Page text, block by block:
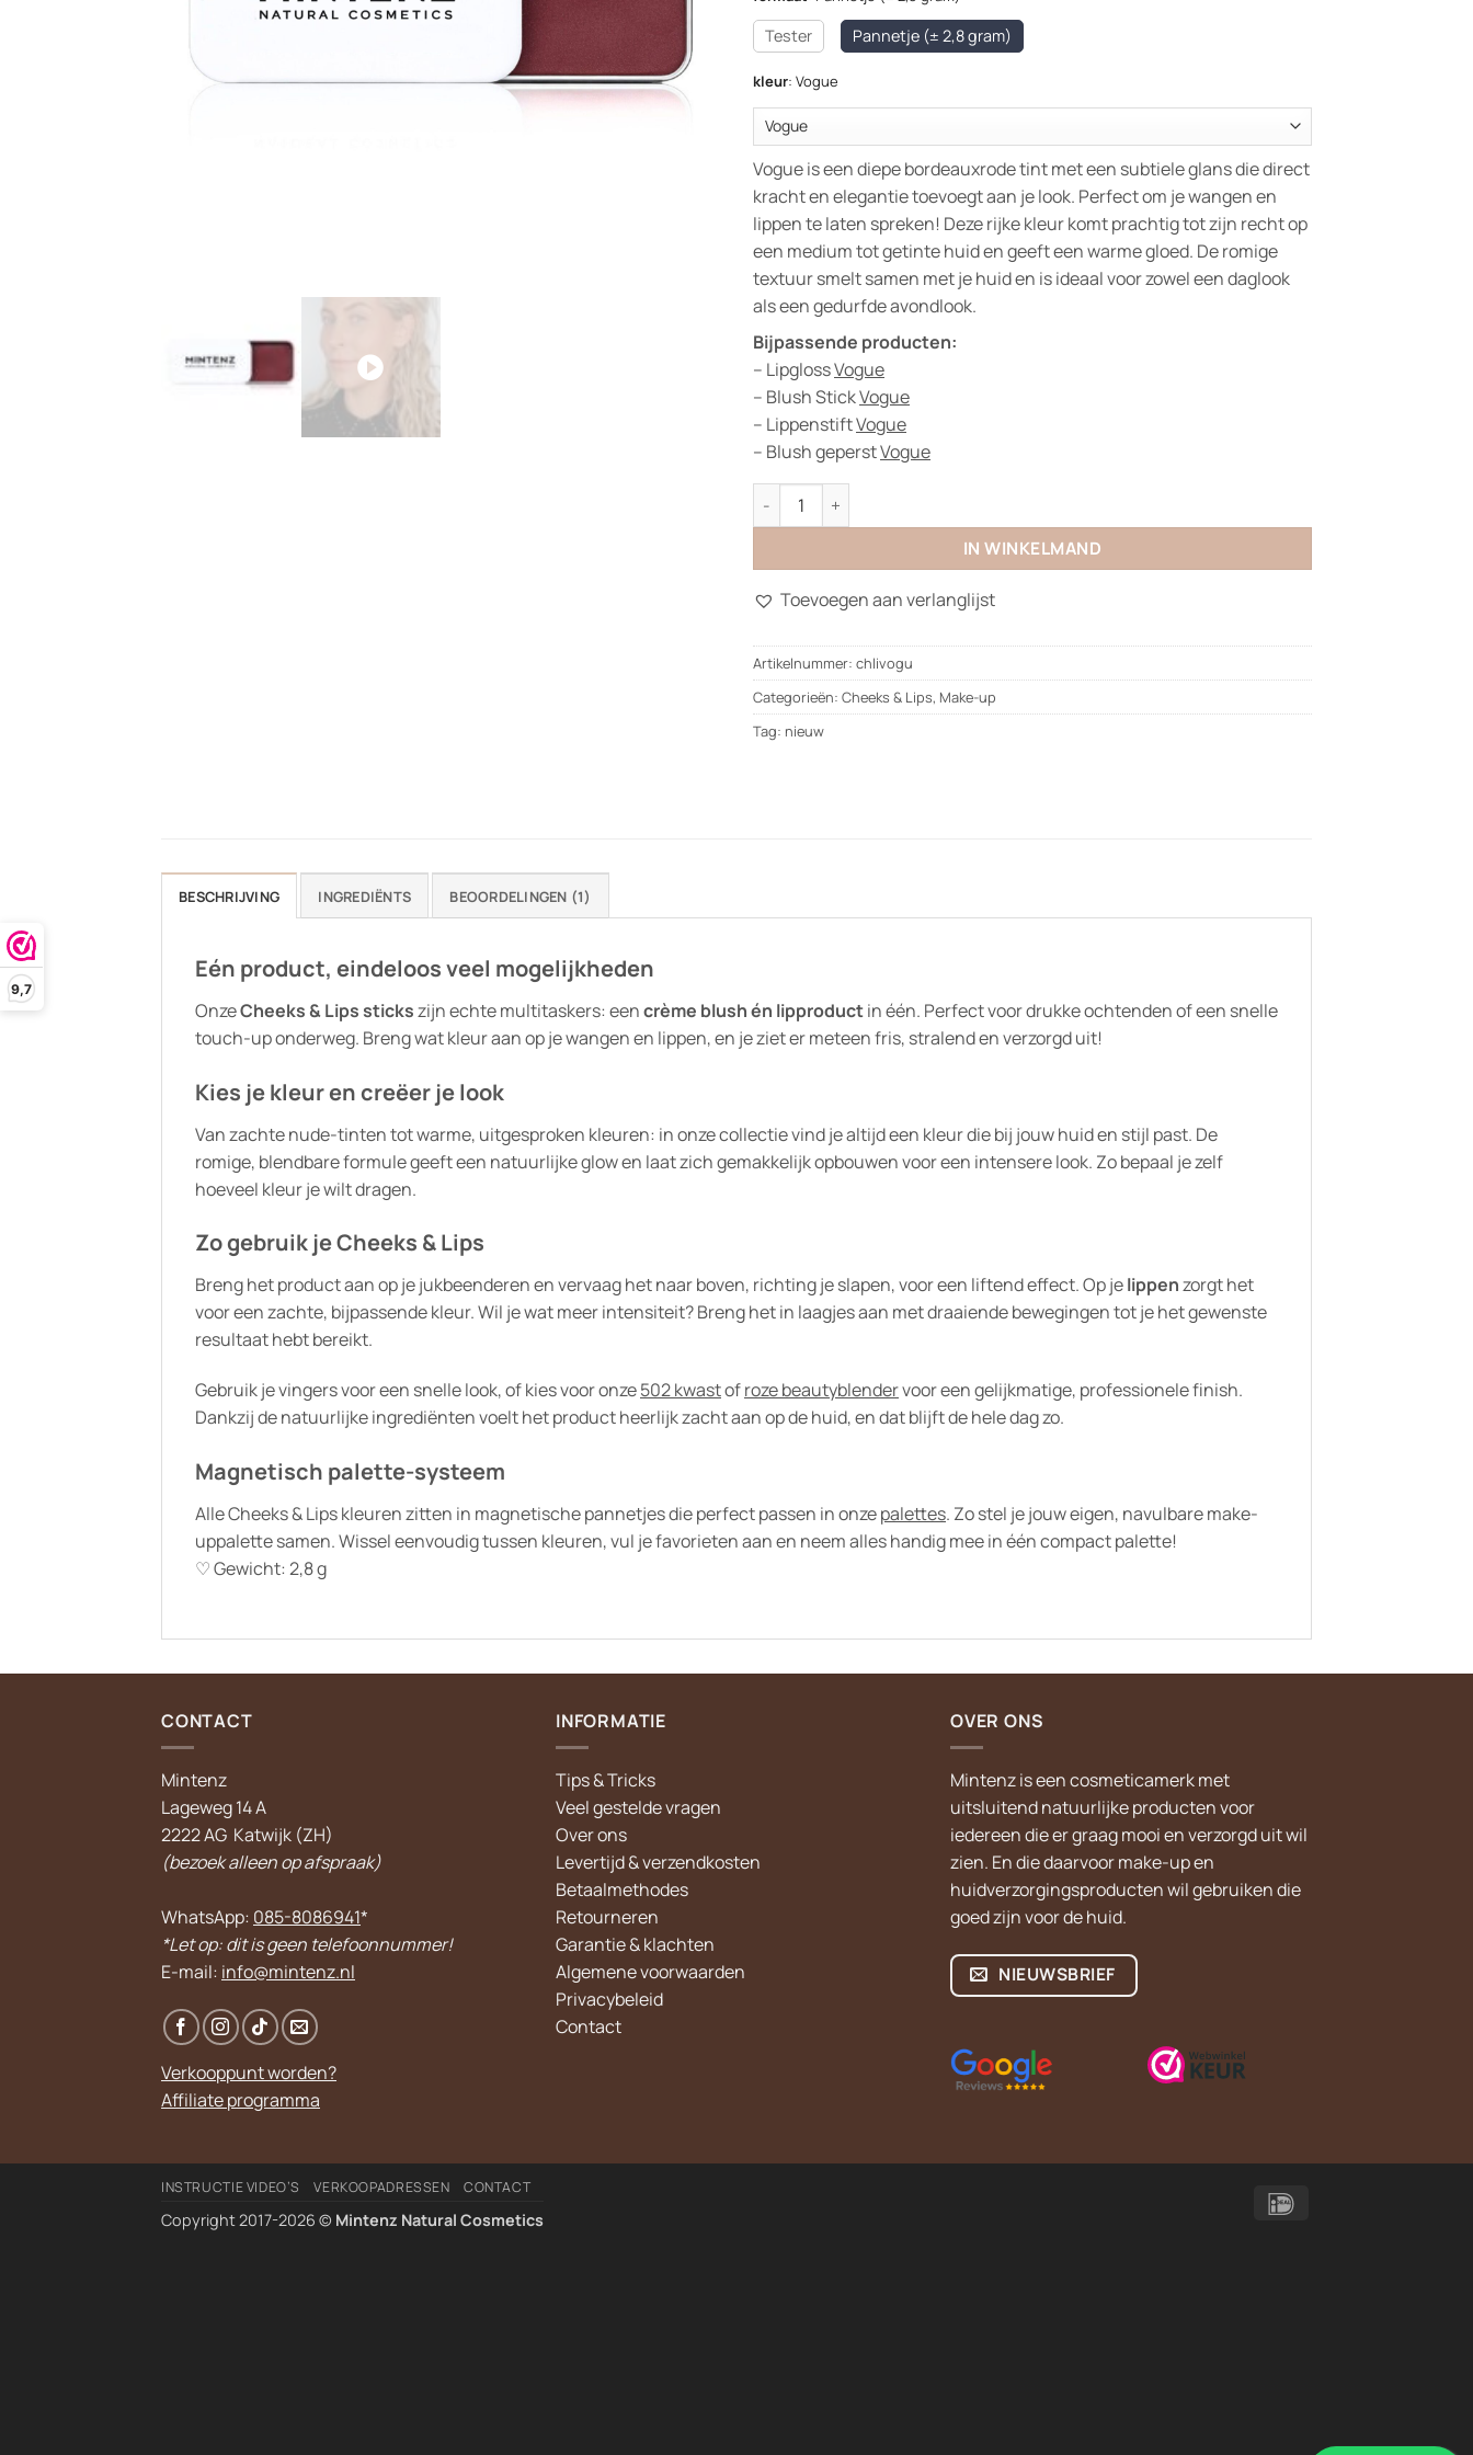
9,7
Tester Pannetje (± 2,8 gram)
kleur: Vogue
Vogue is een diepe bordeauxrode tint met een subtiele glans die direct
kracht en elegantie toevoegt aan je look. Perfect om je wangen en
lippen te laten spreken! Deze rijke kleur komt prachtig tot zijn recht op
een medium tot getinte huid en geeft een warme gloed. De romige
textuur smelt samen met je huid en is ideaal voor zowel een daglook
als een gedurfde avondlook.
Bijpassende producten:
– LipglossVogue
– Blush StickVogue
– LippenstiftVogue
– Blush geperstVogue
Cheeks & Lips aantal
IN WINKELMAND
Toevoegen aan verlanglijst
Artikelnummer: chlivogu
Categorieën: Cheeks & Lips, Make-up
Tag: nieuw
BESCHRIJVING INGREDIËNTS BEOORDELINGEN (1)
Eén product, eindeloos veel mogelijkheden
OnzeCheeks & Lips stickszijn echte multitaskers: eencrème blush én lipproductin één. Perfect voor drukke ochtenden of een snelle
touch-up onderweg. Breng wat kleur aan op je wangen en lippen, en je ziet er meteen fris, stralend en verzorgd uit!
Kies je kleur en creëer je look
Van zachte nude-tinten tot warme, uitgesproken kleuren: in onze collectie vind je altijd een kleur die bij jouw huid en stijl past. De
romige, blendbare formule geeft een natuurlijke glow en laat zich gemakkelijk opbouwen voor een intensere look. Zo bepaal je zelf
hoeveel kleur je wilt dragen.
Zo gebruik je Cheeks & Lips
Breng het product aan op je jukbeenderen en vervaag het naar boven, richting je slapen, voor een liftend effect. Op jelippenzorgt het
voor een zachte, bijpassende kleur. Wil je wat meer intensiteit? Breng het in laagjes aan met draaiende bewegingen tot je het gewenste
resultaat hebt bereikt.
Gebruik je vingers voor een snelle look, of kies voor onze502 kwastofroze beautyblendervoor een gelijkmatige, professionele finish.
Dankzij de natuurlijke ingrediënten voelt het product heerlijk zacht aan op de huid, en dat blijft de hele dag zo.
Magnetisch palette-systeem
Alle Cheeks & Lips kleuren zitten in magnetische pannetjes die perfect passen in onzepalettes. Zo stel je jouw eigen, navulbare make-
uppalette samen. Wissel eenvoudig tussen kleuren, vul je favorieten aan en neem alles handig mee in één compact palette!
♡ Gewicht: 2,8 g
CONTACT
Mintenz
Lageweg 14 A
2222 AG Katwijk (ZH)
(bezoek alleen op afspraak)
WhatsApp: 085-8086941*
*Let op: dit is geen telefoonnummer!
E-mail: info@mintenz.nl
Verkooppunt worden?
Affiliate programma
INFORMATIE
Tips & Tricks
Veel gestelde vragen
Over ons
Levertijd & verzendkosten
Betaalmethodes
Retourneren
Garantie & klachten
Algemene voorwaarden
Privacybeleid
Contact
OVER ONS
Mintenz is een cosmeticamerk met
uitsluitend natuurlijke producten voor
iedereen die er graag mooi en verzorgd uit wil
zien. En die daarvoor make-up en
huidverzorgingsproducten wil gebruiken die
goed zijn voor de huid.
NIEUWSBRIEF
INSTRUCTIE VIDEO’S VERKOOPADRESSEN CONTACT
Copyright 2017-2026 © Mintenz Natural Cosmetics